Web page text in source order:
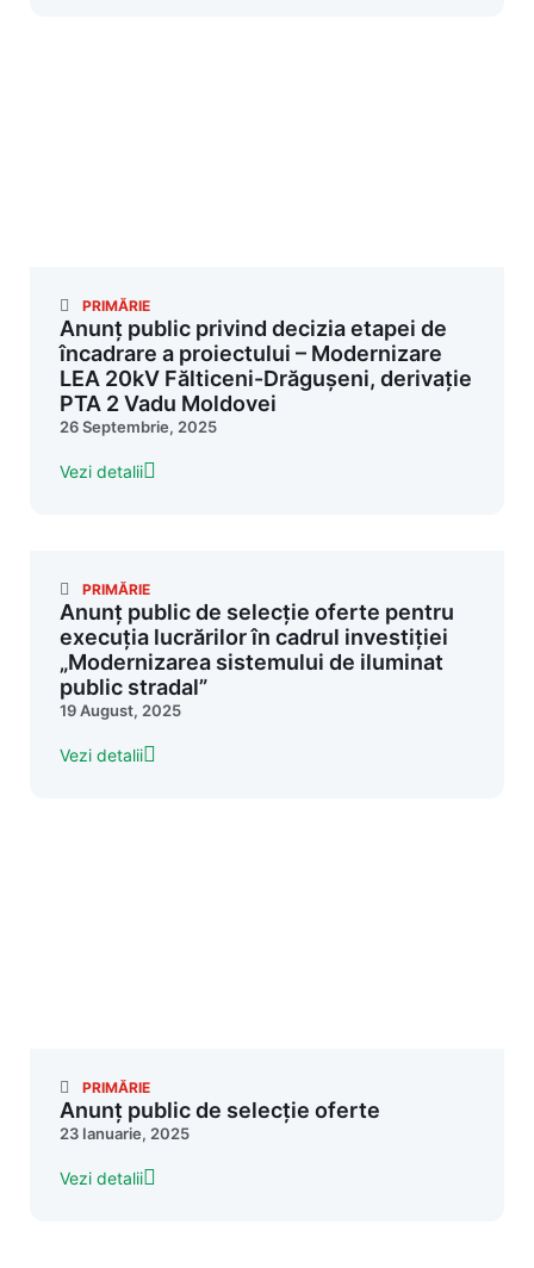
PRIMĂRIE
Anunț public privind decizia etapei de
încadrare a proiectului – Modernizare
LEA 20kV Fălticeni-Drăgușeni, derivație
PTA 2 Vadu Moldovei
26 Septembrie, 2025
Vezi detalii
PRIMĂRIE
Anunț public de selecție oferte pentru
execuția lucrărilor în cadrul investiției
„Modernizarea sistemului de iluminat
public stradal”
19 August, 2025
Vezi detalii
PRIMĂRIE
Anunț public de selecție oferte
23 Ianuarie, 2025
Vezi detalii